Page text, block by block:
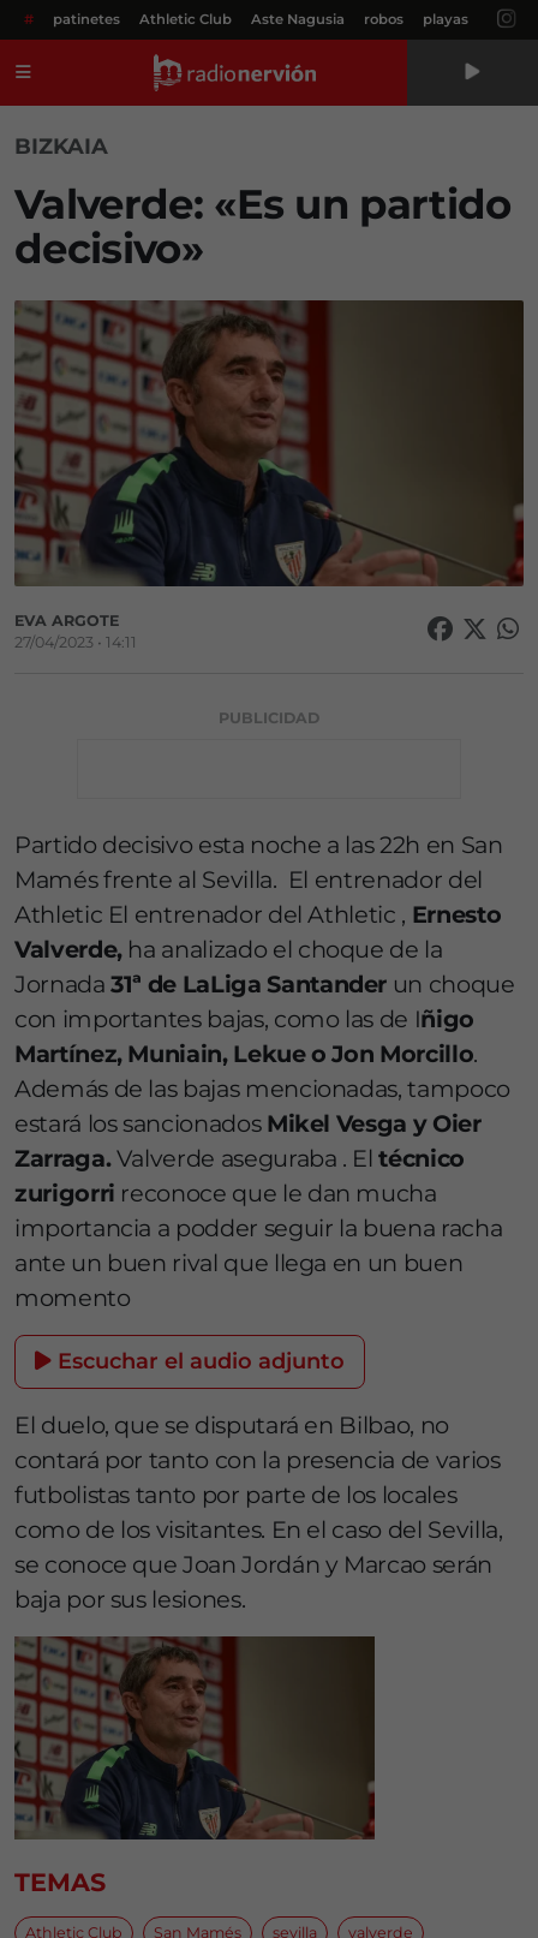
# patinetes Athletic Club Aste Nagusia robos playas
BIZKAIA
Valverde: «Es un partido
decisivo»
EVA ARGOTE
27/04/2023 • 14:11
PUBLICIDAD
Partido decisivo esta noche a las 22h en San
Mamés frente al Sevilla. El entrenador del
Athletic El entrenador del Athletic , Ernesto
Valverde,ha analizado el choque de la
Jornada 31ª de LaLiga Santander un choque
con importantes bajas, como las de Iñigo
Martínez, Muniain, Lekue o Jon Morcillo.
Además de las bajas mencionadas, tampoco
estará los sancionados Mikel Vesga y Oier
Zarraga.Valverde aseguraba . Eltécnico
zurigorri reconoce que le dan mucha
importancia a podder seguir la buena racha
ante un buen rival que llega en un buen
momento
Escuchar el audio adjunto
El duelo, que se disputará en Bilbao, no
contará por tanto con la presencia de varios
futbolistas tanto por parte de los locales
como de los visitantes. En el caso del Sevilla,
se conoce que Joan Jordán y Marcao serán
baja por sus lesiones.
TEMAS
Athletic Club San Mamés sevilla valverde